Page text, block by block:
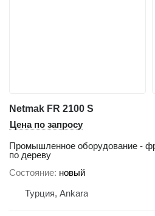
Netmak FR 2100 S
Цена по запросу
Промышленное оборудование -
по дереву
Состояние новый
Турция, Ankara